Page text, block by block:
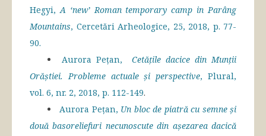
Hegyi,A ‘new’ Roman temporary camp in Parâng
Mountains, Cercetări Arheologice, 25, 2018, p. 77-
90.
Aurora Pețan, Cetățile dacice din Munții
Orăștiei. Probleme actuale și perspective, Plural,
vol. 6, nr. 2, 2018, p. 112-149.
Aurora Pețan, Un bloc de piatră cu semne și
două basoreliefuri necunoscute din așezarea dacică